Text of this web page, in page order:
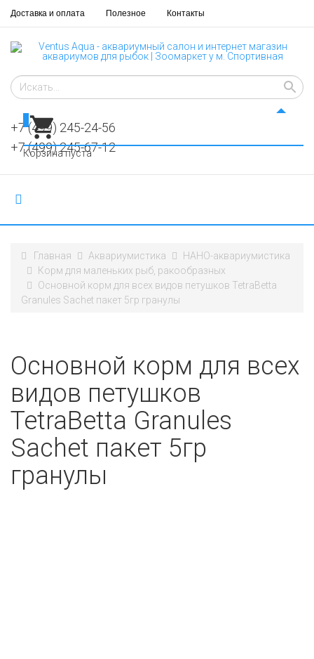
Доставка и оплата Полезное Контакты
+7 (499) 245-24-56
+7 (499) 245-67-12
Корзина пуста
Главная Аквариумистика
НАНО-аквариумистика
Корм для маленьких рыб, ракообразных
Основной корм для всех видов петушков TetraBetta
Granules Sachet пакет 5гр гранулы
Основной корм для всех
видов петушков
TetraBetta Granules
Sachet пакет 5гр
гранулы